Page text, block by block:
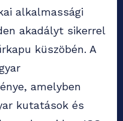
alkalmassági
akadályt sikerrel
küszöbén. A
amelyben
kutatások és